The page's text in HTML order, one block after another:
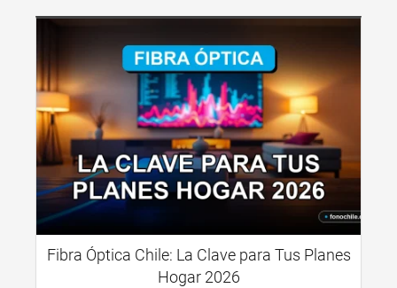
Fibra Óptica Chile: La Clave para Tus Planes
Hogar 2026